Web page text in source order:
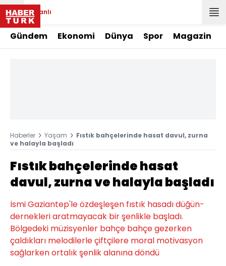
Canlı
Gündem Ekonomi Dünya Spor Magazin
Haberler Yaşam
Fıstık bahçelerinde hasat davul, zurna
ve halayla başladı
Fıstık bahçelerinde hasat
davul, zurna ve halayla başladı
İsmi Gaziantep'le özdeşleşen fıstık hasadı düğün-
dernekleri aratmayacak bir şenlikle başladı.
Bölgedeki müzisyenler bahçe bahçe gezerken
çaldıkları melodilerle çiftçilere moral motivasyon
sağlarken ortalık şenlik alanına döndü